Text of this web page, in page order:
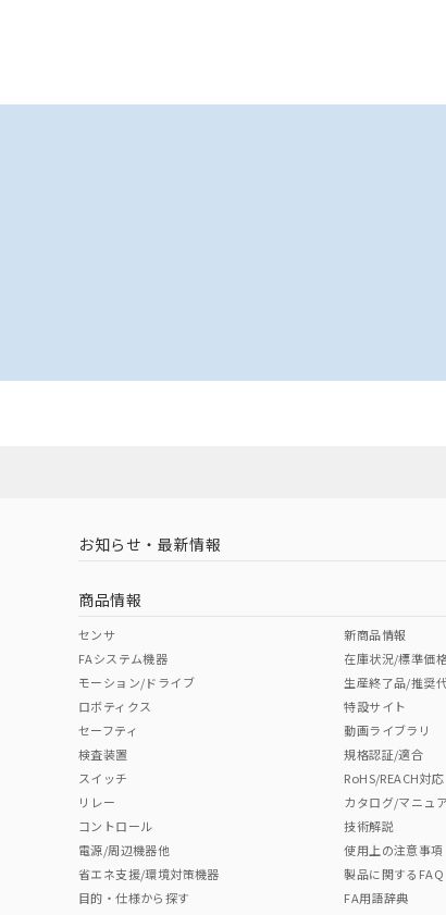
お知らせ・最新情報
商品情報
センサ
FAシステム機器
モーション/ドライブ
ロボティクス
セーフティ
検査装置
スイッチ
リレー
コントロール
電源/周辺機器他
省エネ支援/環境対策機器
目的・仕様から探す
新商品情報
在庫状況/標準価
生産終了品/推奨
特設サイト
動画ライブラリ
規格認証/適合
RoHS/REACH対応
カタログ/マニュ
技術解説
使用上の注意事項
製品に関するFAQ
FA用語辞典